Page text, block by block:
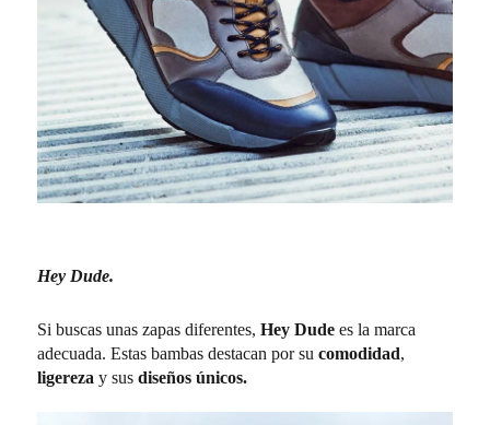
Hey Dude.
Si buscas unas zapas diferentes,Hey Dude es la marca
adecuada. Estas bambas destacan por sucomodidad,
ligereza y susdiseños únicos.